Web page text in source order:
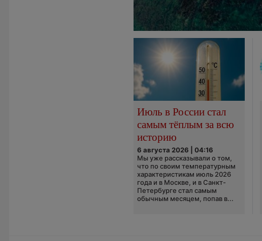
Июль в России стал
самым тёплым за всю
историю
6 августа 2026 | 04:16
Мы уже рассказывали о том,
что по своим температурным
характеристикам июль 2026
года и в Москве, и в Санкт-
Петербурге стал самым
обычным месяцем, попав в...